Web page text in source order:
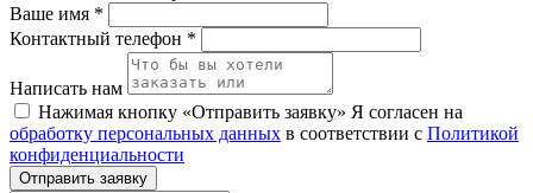
Ваше имя *
Контактный телефон *
Написать нам
Нажимая кнопку «Отправить заявку» Я согласен на
обработку персональных данных в соответствии с Политикой
конфиденциальности
Отправить заявку